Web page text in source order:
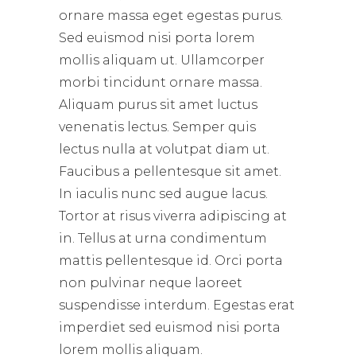
ornare massa eget egestas purus.
Sed euismod nisi porta lorem
mollis aliquam ut. Ullamcorper
morbi tincidunt ornare massa.
Aliquam purus sit amet luctus
venenatis lectus. Semper quis
lectus nulla at volutpat diam ut.
Faucibus a pellentesque sit amet.
In iaculis nunc sed augue lacus.
Tortor at risus viverra adipiscing at
in. Tellus at urna condimentum
mattis pellentesque id. Orci porta
non pulvinar neque laoreet
suspendisse interdum. Egestas erat
imperdiet sed euismod nisi porta
lorem mollis aliquam.